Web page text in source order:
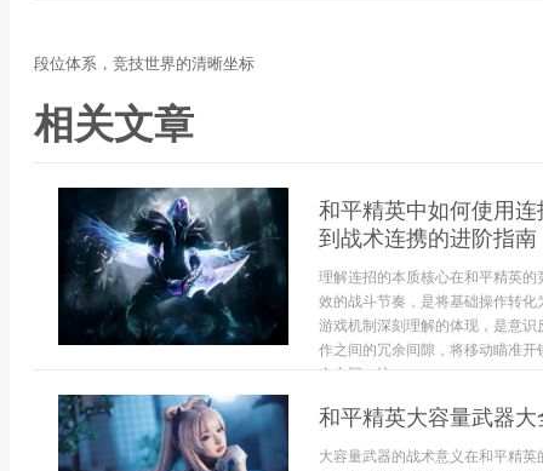
段位体系，竞技世界的清晰坐标
相关文章
和平精英中如何使用
到战术连携的进阶指南
理解连招的本质核心在和平精英
效的战斗节奏，是将基础操作转
游戏机制深刻理解的体现，是意
作之间的冗余间隙，将移动瞄准
命之网，这...
和平精英大容量武器
大容量武器的战术意义在和平精